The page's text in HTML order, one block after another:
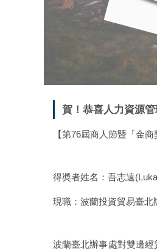
賀！恭喜人力資源
【第76屆商人節暨「金商
得奬者姓名：吾志遠
現職：波蘭投資貿易臺北
波蘭臺北辦事處對雙邊